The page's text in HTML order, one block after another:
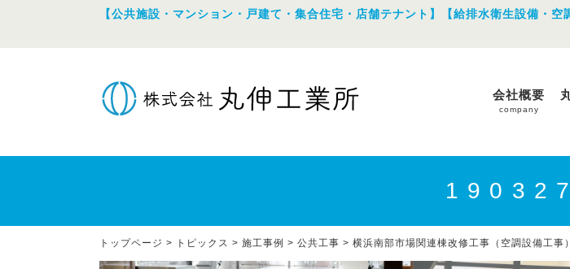
【公共施設・マンション・戸建て・集合住宅・店舗テナント】【給排水衛生設備・
会社概要
company
トップページ > トピックス > 施工事例 > 公共工事 > 横浜南部市場関連棟改修工事（空調設備工事）